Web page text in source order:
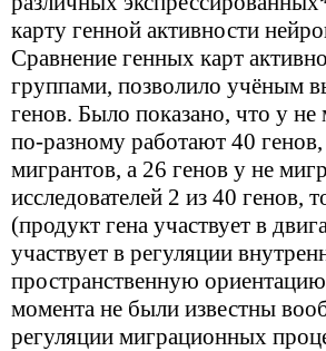
карту генной активности
Сравнение генных карт
группами, позволило учёным
генов. Было показано, что у
по-разному работают 40
мигрантов, а 26 генов у не
исследователей 2 из 40 генов,
(продукт гена участвует в
участвует в регуляции
пространственную
момента не были известны
регуляции миграционных